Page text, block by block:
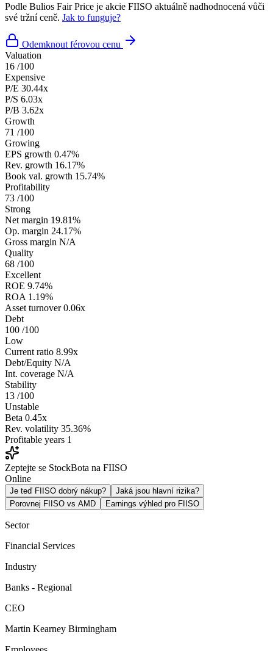
Podle Bulios Fair Price je akcie FIISO aktuálně nadhodnocená vůči
své tržní ceně. Jak to funguje?
Odemknout férovou cenu
Valuation
16 /100
Expensive
P/E 30.44x
P/S 6.03x
P/B 3.62x
Growth
71 /100
Growing
EPS growth 0.47%
Rev. growth 16.17%
Book val. growth 15.74%
Profitability
73 /100
Strong
Net margin 19.81%
Op. margin 24.17%
Gross margin N/A
Quality
68 /100
Excellent
ROE 9.74%
ROA 1.19%
Asset turnover 0.06x
Debt
100 /100
Low
Current ratio 8.99x
Debt/Equity N/A
Int. coverage N/A
Stability
13 /100
Unstable
Beta 0.45x
Rev. volatility 35.36%
Profitable years 1
Zeptejte se StockBota na FIISO
Online
Je teď FIISO dobrý nákup?
Jaká jsou hlavní rizika?
Porovnej FIISO vs AMD
Earnings výhled pro FIISO
Sector
Financial Services
Industry
Banks - Regional
CEO
Martin Kearney Birmingham